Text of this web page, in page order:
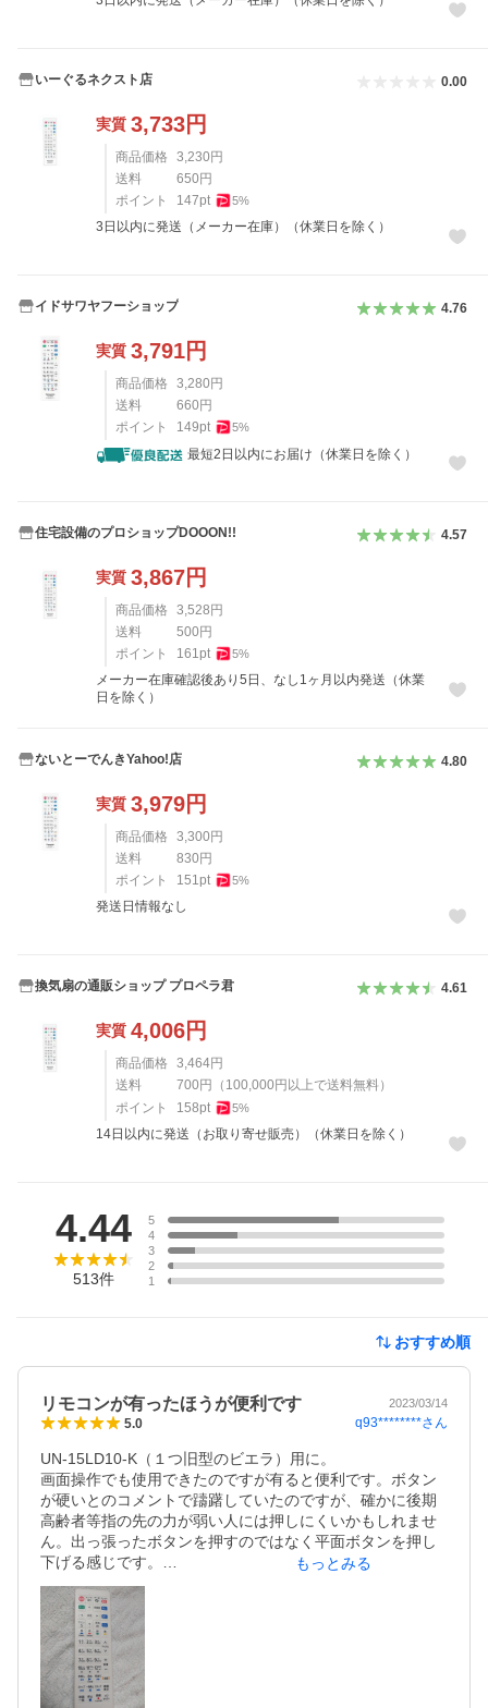
いーぐるネクスト店 0.00
実質 3,733円
商品価格 3,230 円
送料
650 円
ポイント
147pt 5%
3日以内に発送（メーカー在庫）（休業日を除く）
イドサワヤフーショップ 4.76
実質 3,791円
商品価格 3,280 円
送料
660 円
ポイント
149pt 5%
最短2日以内にお届け（休業日を除く）
住宅設備のプロショップDOOON!! 4.57
実質 3,867円
商品価格 3,528 円
送料
500 円
ポイント
161pt 5%
メーカー在庫確認後あり5日、なし1ヶ月以内発送（休業
日を除く）
ないとーでんきYahoo!店 4.80
実質 3,979円
商品価格 3,300 円
送料
830 円
ポイント
151pt 5%
発送日情報なし
換気扇の通販ショップ プロペラ君 4.61
実質 4,006円
商品価格 3,464円
送料
700 円 （ 100,000 円以上で送料無料）
ポイント
158pt 5%
14日以内に発送（お取り寄せ販売）（休業日を除く）
4.44
513件
5
4
3
2
1
おすすめ順
リモコンが有ったほうが便利です 2023/03/14
5.0 q93********さん
UN-15LD10-K（１つ旧型のビエラ）用に。
画面操作でも使用できたのですが有ると便利です。ボタン
が硬いとのコメントで躊躇していたのですが、確かに後期
高齢者等指の先の力が弱い人には押しにくいかもしれませ
ん。出っ張ったボタンを押すのではなく平面ボタンを押し
下げる感じです。
他の方のコメントから膨張してしまっている写真を拝見し
ましたので、なるべく水には浸けない用に使用したいと思
います。
ビエラとリモコンのお陰でお風呂が長くなりました（笑）
もっとみる